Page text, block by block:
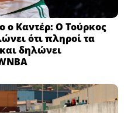
ο Καντέρ: Ο Τούρκος
ότι πληροί τα
δηλώνει